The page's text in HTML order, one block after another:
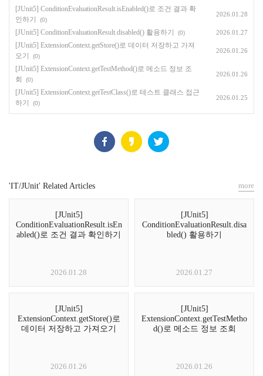
[JUnit5] ConditionEvaluationResult.isEnabled()로 조건 결과 확
인하기
(0)
2026.01.28
[JUnit5] ConditionEvaluationResult.disabled() 활용하기 (0) 2026.01.27
[JUnit5] ExtensionContext.getStore()로 데이터 저장하고 가져
오기
(0)
2026.01.26
[JUnit5] ExtensionContext.getTestMethod()로 메소드 정보 조
회
(0)
2026.01.26
[JUnit5] ExtensionContext.getTestClass()로 테스트 클래스 접근
하기
(0)
2026.01.25
'IT/JUnit' Related Articles
[JUnit5]
ConditionEvaluationResult.isEn
abled()로 조건 결과 확인하기
2026.01.28
[JUnit5]
ConditionEvaluationResult.disa
bled() 활용하기
2026.01.27
[JUnit5]
ExtensionContext.getStore()로
데이터 저장하고 가져오기
2026.01.26
[JUnit5]
ExtensionContext.getTestMetho
d()로 메소드 정보 조회
2026.01.26
more